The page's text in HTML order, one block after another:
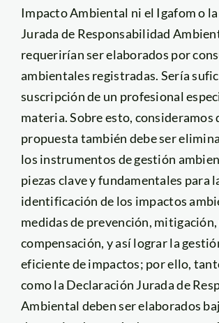
Impacto Ambiental ni el Igafom o
Jurada de Responsabilidad
requerirían ser elaborados por
ambientales registradas. Sería
suscripción de un profesional
materia. Sobre esto, consideramos
propuesta también debe ser
los instrumentos de gestión
piezas clave y fundamentales para
identificación de los impactos
medidas de prevención,
compensación, y así lograr la
eficiente de impactos; por ello,
como la Declaración Jurada de
Ambiental deben ser elaborados